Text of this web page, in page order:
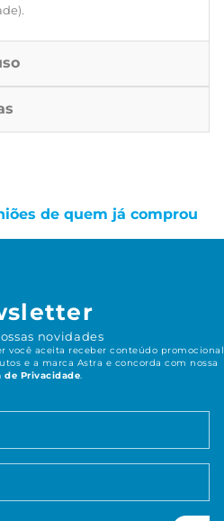
de quem já comprou
novidades
você aceita receber conteúdo promocional
e a marca Astra e concorda com nossa
de Privacidade